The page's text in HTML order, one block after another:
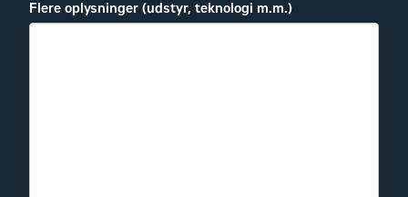
Flere oplysninger (udstyr, teknologi m.m.)